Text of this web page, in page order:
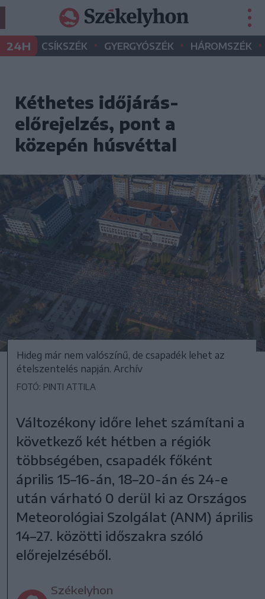
24H CSÍKSZÉK • GYERGYÓSZÉK • HÁROMSZÉK •
Kéthetes időjárás-
előrejelzés, pont a
közepén húsvéttal
Hideg már nem valószínű, de csapadék lehet az
ételszentelés napján. Archív
FOTÓ: PINTI ATTILA
Változékony időre lehet számítani a
következő két hétben a régiók
többségében, csapadék főként
április 15–16-án, 18–20-án és 24-e
után várható 0 derül ki az Országos
Meteorológiai Szolgálat (ANM) április
14–27. közötti időszakra szóló
előrejelzéséből.
Székelyhon